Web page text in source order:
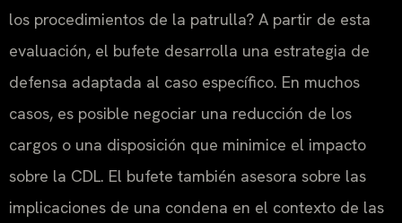
los procedimientos de la patrulla? A partir de esta
evaluación, el bufete desarrolla una estrategia de
defensa adaptada al caso específico. En muchos
casos, es posible negociar una reducción de los
cargos o una disposición que minimice el impacto
sobre la CDL. El bufete también asesora sobre las
implicaciones de una condena en el contexto de las